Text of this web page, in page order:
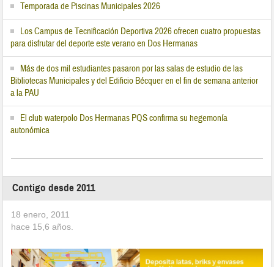
Temporada de Piscinas Municipales 2026
Los Campus de Tecnificación Deportiva 2026 ofrecen cuatro propuestas
para disfrutar del deporte este verano en Dos Hermanas
Más de dos mil estudiantes pasaron por las salas de estudio de las
Bibliotecas Municipales y del Edificio Bécquer en el fin de semana anterior
a la PAU
El club waterpolo Dos Hermanas PQS confirma su hegemonía
autonómica
Contigo desde 2011
18 enero, 2011
hace 15,6 años.